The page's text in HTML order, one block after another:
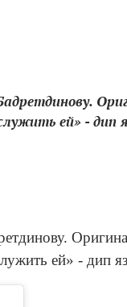
ей» - дип
ей» - дип